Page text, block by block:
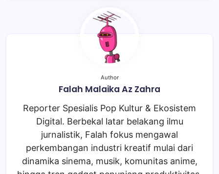
Author
Falah Malaika Az Zahra
Reporter Spesialis Pop Kultur & Ekosistem
Digital. Berbekal latar belakang ilmu
jurnalistik, Falah fokus mengawal
perkembangan industri kreatif mulai dari
dinamika sinema, musik, komunitas anime,